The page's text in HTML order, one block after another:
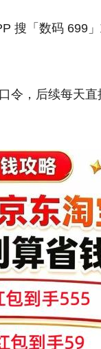
搜「数码 699
令，后续每天